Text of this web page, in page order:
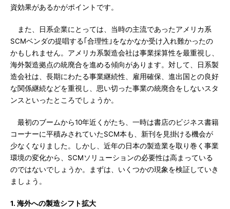
資効果があるかがポイントです。
また、日系企業にとっては、当時の主流であったアメリカ系
SCMベンダの提唱する｢合理性｣をなかなか受け入れ難かったの
かもしれません。アメリカ系製造会社は事業採算性を最重視し、
海外製造拠点の統廃合を進める傾向があります。対して、日系製
造会社は、長期にわたる事業継続性、雇用確保、進出国との良好
な関係継続などを重視し、思い切った事業の統廃合をしないスタ
ンスといったところでしょうか。
最初のブームから10年近くがたち、一時は書店のビジネス書籍
コーナーに平積みされていたSCM本も、新刊を見掛ける機会が
少なくなりました。しかし、近年の日本の製造業を取り巻く事業
環境の変化から、SCMソリューションの必要性は高まっている
のではないでしょうか。まずは、いくつかの現象を検証していき
ましょう。
1. 海外への製造シフト拡大